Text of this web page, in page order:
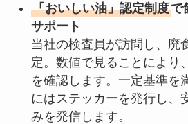
「おいしい油」認定制度で
サポート
当社の検査員が訪問し、廃
定。数値で見ることにより
を確認します。一定基準を
にはステッカーを発行し、
みを発信します。